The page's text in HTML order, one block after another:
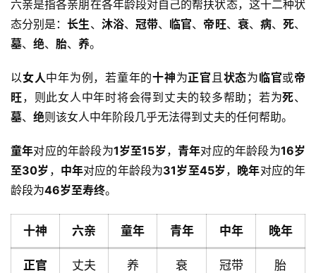
六亲是指各亲朋在各年龄段对自己的帮扶状态，这十二种状
态分别是：长生、 沐浴、 冠带、 临官、 帝旺、 衰、 病、死、
墓、 绝、 胎、 养。
以女人中年为例，若童年的十神为正官且状态为临官或帝
旺，则此女人中年时将会得到丈夫的较多帮助；若为死、
墓、 绝则该女人中年阶段几乎无法得到丈夫的任何帮助。
童年对应的年龄段为1岁至15岁，青年对应的年龄段为16岁
至30岁 ， 中年对应的年龄段为31岁至45岁， 晚年对应的年
龄段为46岁至寿终。
十神 六亲 童年 青年 中年 晚年
正官 丈夫 养 衰 冠带 胎